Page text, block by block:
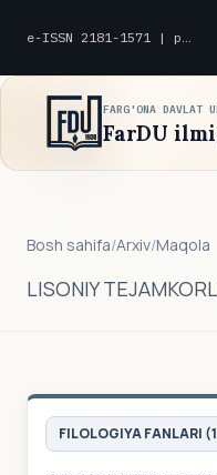
e-ISSN 2181-1571 | p-ISSN 2010-8419
FARG'ONA DAVLAT
FarDU
Bosh sahifa/Arxiv/Maqola
LISONIY
FILOLOGIYA FANLARI